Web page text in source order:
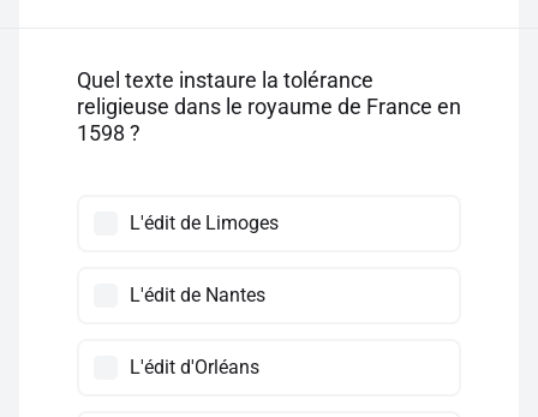
Quel texte instaure la tolérance
religieuse dans le royaume de France en
1598 ?
L'édit de Limoges
L'édit de Nantes
L'édit d'Orléans